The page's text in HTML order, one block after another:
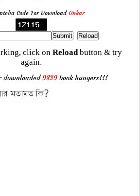
Code For Download Onkar
click on Reloadbutton & try
again.
downloaded9839book hungers!!!